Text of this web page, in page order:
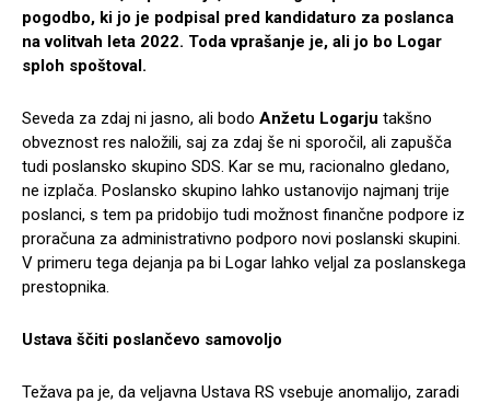
pogodbo, ki jo je podpisal pred kandidaturo za poslanca
na volitvah leta 2022. Toda vprašanje je, ali jo bo Logar
sploh spoštoval.
Seveda za zdaj ni jasno, ali bodo Anžetu Logarju takšno
obveznost res naložili, saj za zdaj še ni sporočil, ali zapušča
tudi poslansko skupino SDS. Kar se mu, racionalno gledano,
ne izplača. Poslansko skupino lahko ustanovijo najmanj trije
poslanci, s tem pa pridobijo tudi možnost finančne podpore iz
proračuna za administrativno podporo novi poslanski skupini.
V primeru tega dejanja pa bi Logar lahko veljal za poslanskega
prestopnika.
Ustava ščiti poslančevo samovoljo
Težava pa je, da veljavna Ustava RS vsebuje anomalijo, zaradi